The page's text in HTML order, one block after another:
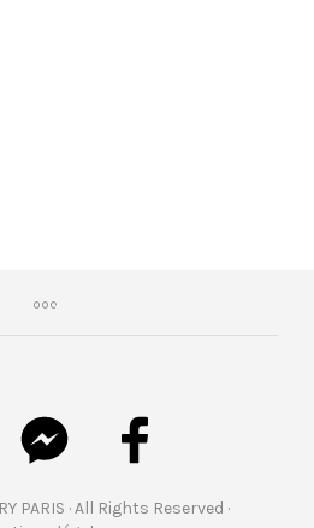
PARIS · All Rights Reserved ·